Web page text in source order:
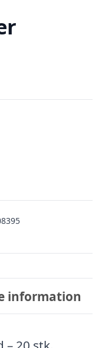
information